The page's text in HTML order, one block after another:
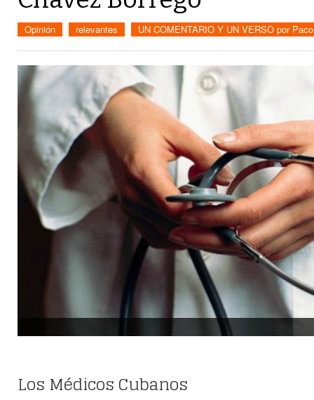
Opinión relevantes UN COMENTARIO Y UN VERSO por
Los Médicos Cubanos